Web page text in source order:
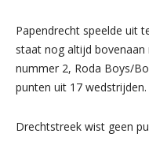
Papendrecht speelde uit
staat nog altijd
nummer 2, Roda Boys/
punten uit 17 wedstrijden.
Drechtstreek wist geen